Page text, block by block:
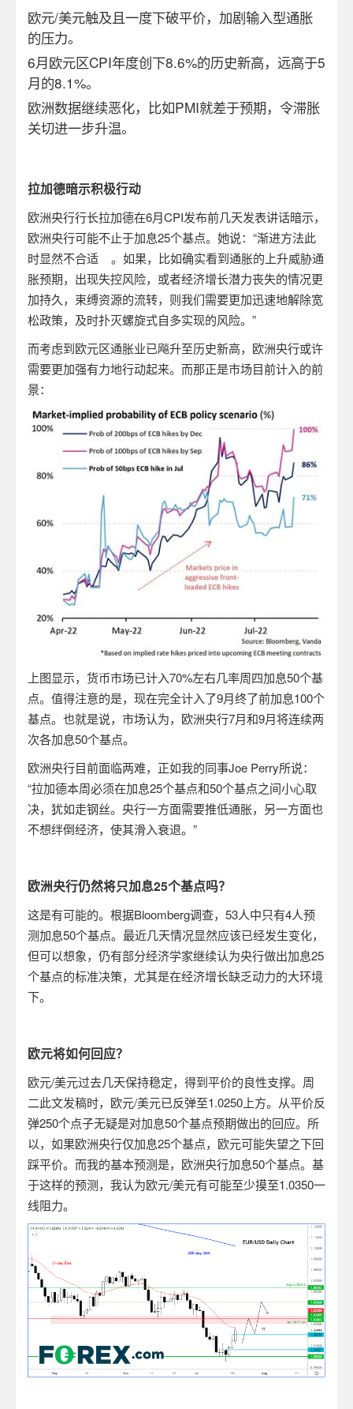
欧元/美元触及且一度下破平价，加剧输入型通胀
的压力。
6月欧元区CPI年度创下8.6%的历史新高，远高于5
月的8.1%。
欧洲数据继续恶化，比如PMI就差于预期，令滞胀
关切进一步升温。
拉加德暗示积极行动
欧洲央行行长拉加德在6月CPI发布前几天发表讲话暗示，
欧洲央行可能不止于加息25个基点。她说：“渐进方法此
时显然不合适
。如果，比如确实看到通胀的上升威胁通
胀预期，出现失控风险，或者经济增长潜力丧失的情况更
加持久，束缚资源的流转，则我们需要更加迅速地解除宽
松政策，及时扑灭螺旋式自多实现的风险。”
而考虑到欧元区通胀业已飚升至历史新高，欧洲央行或许
需要更加强有力地行动起来。而那正是市场目前计入的前
景：
上图显示，货币市场已计入70%左右几率周四加息50个基
点。值得注意的是，现在完全计入了9月终了前加息100个
基点。也就是说，市场认为，欧洲央行7月和9月将连续两
次各加息50个基点。
欧洲央行目前面临两难，正如我的同事Joe Perry所说：
“拉加德本周必须在加息25个基点和50个基点之间小心取
决，犹如走钢丝。央行一方面需要推低通胀，另一方面也
不想绊倒经济，使其滑入衰退。”
欧洲央行仍然将只加息25个基点吗？
这是有可能的。根据Bloomberg调查， 53人中只有4人预
测加息50个基点。最近几天情况显然应该已经发生变化，
但可以想象，仍有部分经济学家继续认为央行做出加息25
个基点的标准决策，尤其是在经济增长缺乏动力的大环境
下。
欧元将如何回应？
欧元/美元过去几天保持稳定，得到平价的良性支撑。周
二此文发稿时，欧元/美元已反弹至1.0250 上方。从平价反
弹250个点子无疑是对加息50个基点预期做出的回应。所
以，如果欧洲央行仅加息25个基点，欧元可能失望之下回
踩平价。而我的基本预测是，欧洲央行加息50个基点。基
于这样的预测，我认为欧元/美元有可能至少摸至1.0350一
线阻力。